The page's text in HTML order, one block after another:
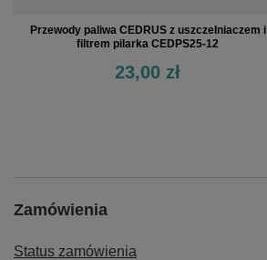
Przewody paliwa CEDRUS z uszczelniaczem i
filtrem pilarka CEDPS25-12
23,00 zł
Zamówienia
Status zamówienia